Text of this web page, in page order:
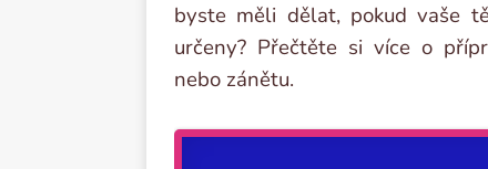
byste měli dělat, pokud vaše
určeny? Přečtěte si více o
nebo zánětu.